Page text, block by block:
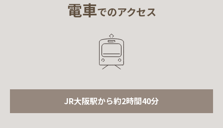
電車でのアクセス
JR大阪駅から約2時間40分